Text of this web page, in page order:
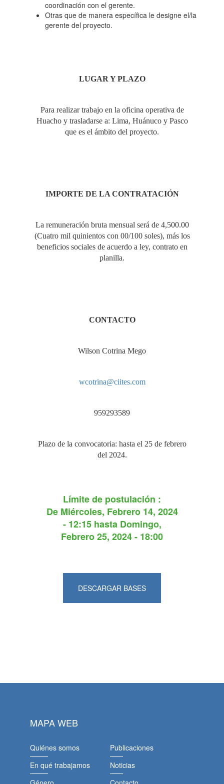
coordinación con el gerente.
Otras que de manera específica le designe el/la
gerente del proyecto.
LUGAR Y PLAZO
Para realizar trabajo en la oficina operativa de
Huacho y trasladarse a: Lima, Huánuco y Pasco
que es el ámbito del proyecto.
IMPORTE DE LA CONTRATACIÓN
La remuneración bruta mensual será de 4,500.00
(Cuatro mil quinientos con 00/100 soles), más los
beneficios sociales de acuerdo a ley, contrato en
planilla.
CONTACTO
Wilson Cotrina Mego
wcotrina@ciites.com
959293589
Plazo de la convocatoria: hasta el 25 de febrero
del 2024.
Límite de postulación :
De Miércoles, Febrero 14, 2024
- 12:15hasta Domingo,
Febrero 25, 2024 - 18:00
DESCARGAR BASES
MAPA WEB
Quiénes somos
En qué trabajamos
Publicaciones
Noticias